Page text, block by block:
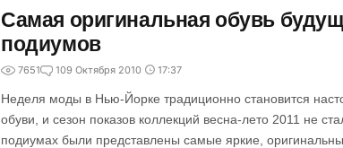
Самая оригинальная обувь
подиумов
7651 109 Октября 2010 17:37
Неделя моды в Нью-Йорке традиционно становится
обуви, и сезон показов коллекций весна-лето 2011 не
подиумах были представлены самые яркие,